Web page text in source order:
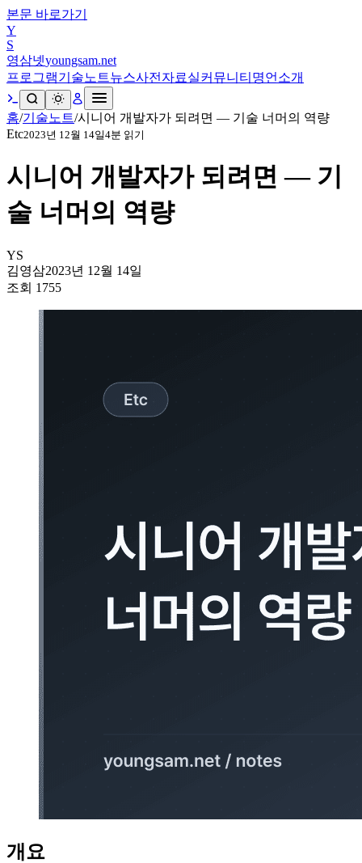
본문 바로가기
Y
S
영삼넷youngsam.net
프로그램기술노트뉴스사전 자료실커뮤니티 명언 소개
홈/기술노트/시니어 개발자가 되려면 — 기술 너머의 역량
Etc2023년 12월 14일4분 읽기
시니어 개발자가 되려면 — 기
술 너머의 역량
YS
김영삼2023년 12월 14일
조회 1755
개요